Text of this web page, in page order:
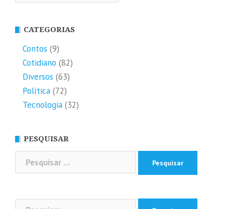
CATEGORIAS
Contos (9)
Cotidiano (82)
Diversos (63)
Política (72)
Tecnologia (32)
PESQUISAR
por:
Pesquisar